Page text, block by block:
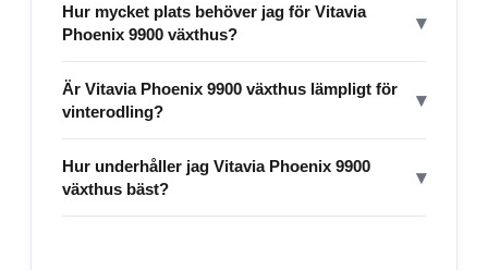
Hur mycket plats behöver jag för Vitavia
Phoenix 9900 växthus?
▾
Är Vitavia Phoenix 9900 växthus lämpligt för
vinterodling?
▾
Hur underhåller jag Vitavia Phoenix 9900
växthus bäst?
▾